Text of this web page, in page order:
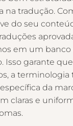
na tradução.
do seu
em um banco
Isso garante
a terminologia
da
claras e